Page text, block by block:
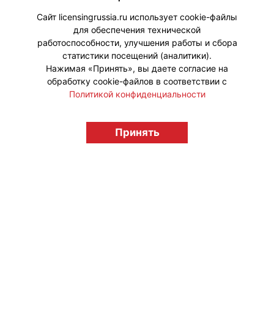
события.
#ПродвижениеБренда
licensingrussia.ru, 2009-2026 12+
Сайт licensingrussia.ru использует cookie-файлы
для обеспечения технической
работоспособности, улучшения работы и сбора
статистики посещений (аналитики).
Нажимая «Принять», вы даете согласие на
обработку cookie-файлов в соответствии с
Политикой конфиденциальности
Принять